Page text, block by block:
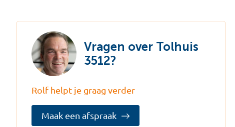
Vragen over Tolhuis
3512?
Rolf helpt je graag verder
Maak een afspraak